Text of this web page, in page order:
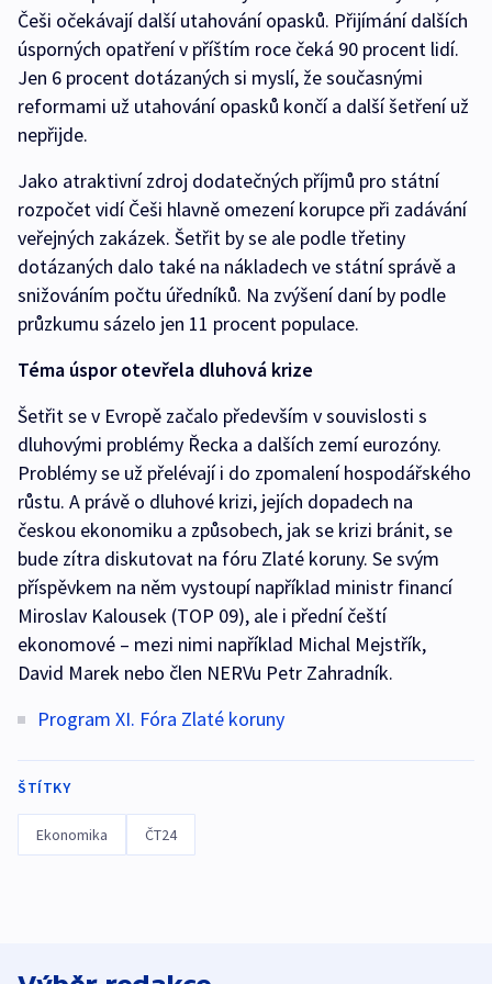
Češi očekávají další utahování opasků. Přijímání dalších
úsporných opatření v příštím roce čeká 90 procent lidí.
Jen 6 procent dotázaných si myslí, že současnými
reformami už utahování opasků končí a další šetření už
nepřijde.
Jako atraktivní zdroj dodatečných příjmů pro státní
rozpočet vidí Češi hlavně omezení korupce při zadávání
veřejných zakázek. Šetřit by se ale podle třetiny
dotázaných dalo také na nákladech ve státní správě a
snižováním počtu úředníků. Na zvýšení daní by podle
průzkumu sázelo jen 11 procent populace.
Téma úspor otevřela dluhová krize
Šetřit se v Evropě začalo především v souvislosti s
dluhovými problémy Řecka a dalších zemí eurozóny.
Problémy se už přelévají i do zpomalení hospodářského
růstu. A právě o dluhové krizi, jejích dopadech na
českou ekonomiku a způsobech, jak se krizi bránit, se
bude zítra diskutovat na fóru Zlaté koruny. Se svým
příspěvkem na něm vystoupí například ministr financí
Miroslav Kalousek (TOP 09), ale i přední čeští
ekonomové – mezi nimi například Michal Mejstřík,
David Marek nebo člen NERVu Petr Zahradník.
Program XI. Fóra Zlaté koruny
ŠTÍTKY
Ekonomika ČT24